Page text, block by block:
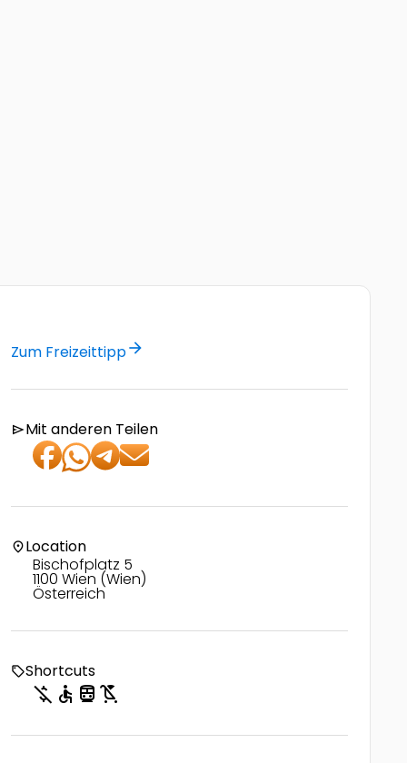
Zum Freizeittipparrow_forward
sendMit anderen Teilen
location_onLocation
Bischofplatz 5
1100 Wien (Wien)
Österreich
local_offerShortcuts
money_off accessible directions_transit child_friendly